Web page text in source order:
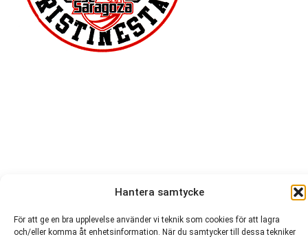
Hantera samtycke
För att ge en bra upplevelse använder vi teknik som cookies för att lagra
och/eller komma åt enhetsinformation. När du samtycker till dessa tekniker